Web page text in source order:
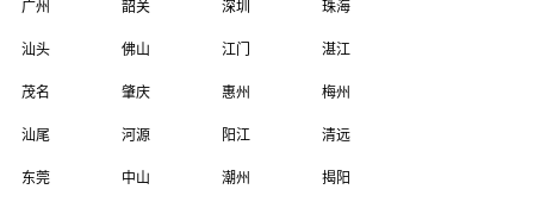
广州 韶关 深圳 珠海
汕头 佛山 江门 湛江
茂名 肇庆 惠州 梅州
汕尾 河源 阳江 清远
东莞 中山 潮州 揭阳